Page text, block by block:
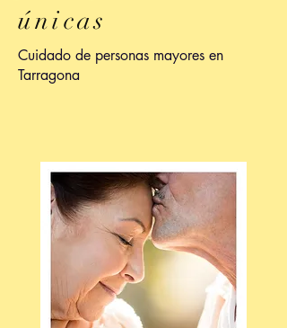
únicas
Cuidado de personas mayores en
Tarragona